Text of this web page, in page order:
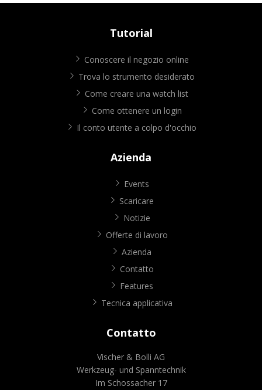
Tutorial
Conoscere il negozio online
Trova lo strumento desiderato
Come creare una watch list
Come ottenere un login
Il conto utente a colpo d'occhio
Azienda
Events
Scaricare
Notizie
Offerte di lavoro
Azienda
Contatto
Features
Tecnica applicativa
Contatto
Vischer & Bolli AG
Werkzeug- und Spanntechnik
Im Schossacher 17